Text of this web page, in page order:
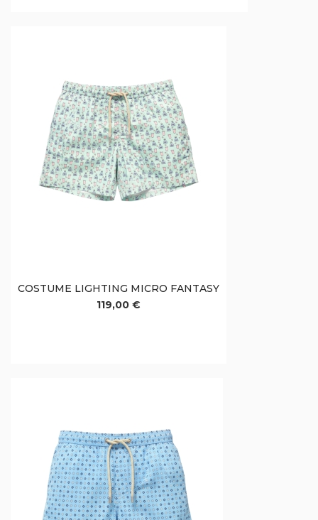
COSTUME LIGHTING MICRO FANTASY
119,00 €